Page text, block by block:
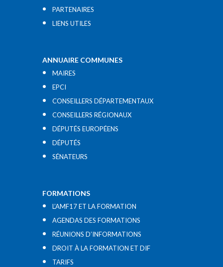
PARTENAIRES
LIENS UTILES​
ANNUAIRE COMMUNES
MAIRES
EPCI
CONSEILLERS DÉPARTEMENTAUX
CONSEILLERS RÉGIONAUX
DÉPUTÉS EUROPÉENS
DÉPUTÉS
SÉNATEURS
FORMATIONS
L’AMF17 ET LA FORMATION
AGENDAS DES FORMATIONS
RÉUNIONS D’INFORMATIONS
DROIT À LA FORMATION ET DIF
TARIFS